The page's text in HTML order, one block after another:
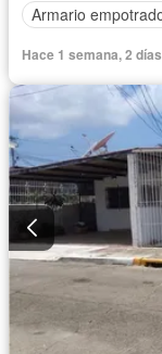
Armario
Hace 1 semana, 2